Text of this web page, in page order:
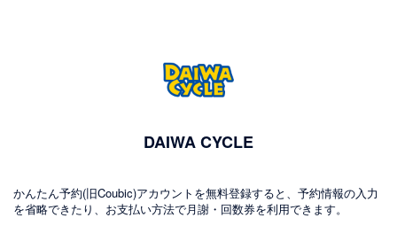
DAIWA CYCLE
かんたん予約(旧Coubic)アカウントを無料登録すると、予約情報の入力
を省略できたり、お支払い方法で月謝・回数券を利用できます。